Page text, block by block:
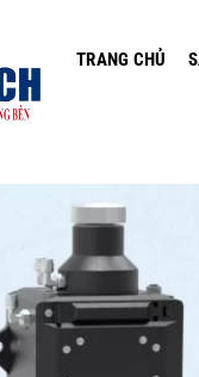
TRANG CHỦ